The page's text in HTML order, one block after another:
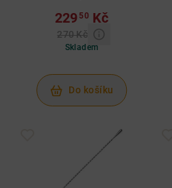
229 50 Kč
270 Kč
Skladem
Do košíku